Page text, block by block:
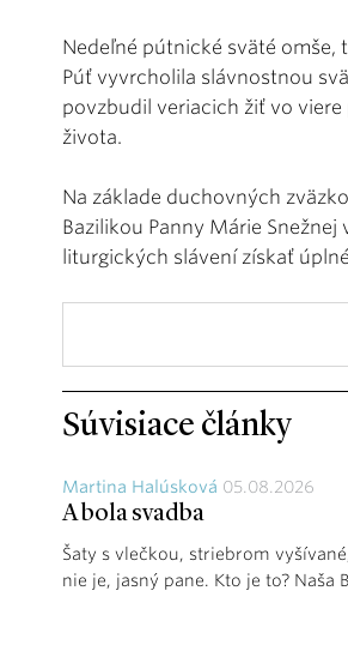
Nedeľné pútnické sväté omše,
Púť vyvrcholila slávnostnou
povzbudil veriacich žiť vo
života.
Na základe duchovných
Bazilikou Panny Márie
liturgických slávení získať
Súvisiace články
Martina Halúsková 05.08.2026
A bola svadba
Šaty s vlečkou, striebrom
nie je, jasný pane. Kto je to? Naša